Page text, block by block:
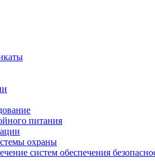
питания
охраны
систем обеспечения